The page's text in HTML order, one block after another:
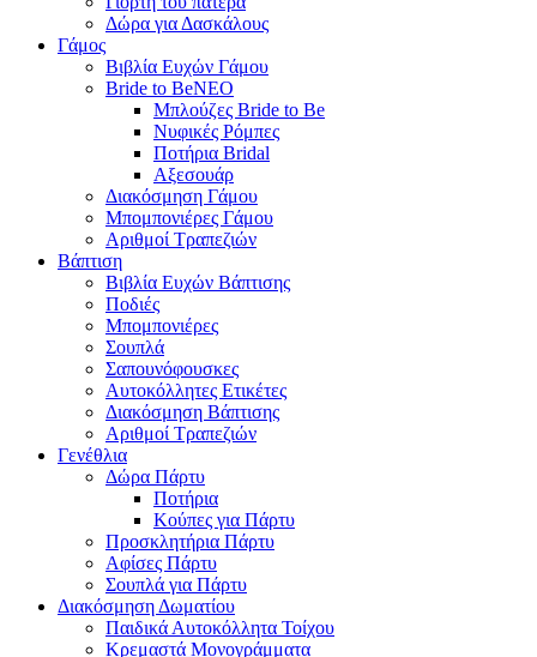
Δώρα για Δασκάλους
Γάμος
Βιβλία Ευχών Γάμου
Bride to BeNEO
Μπλούζες Bride to Be
Νυφικές Ρόμπες
Ποτήρια Bridal
Αξεσουάρ
Διακόσμηση Γάμου
Μπομπονιέρες Γάμου
Αριθμοί Τραπεζιών
Βάπτιση
Βιβλία Ευχών Βάπτισης
Ποδιές
Μπομπονιέρες
Σουπλά
Σαπουνόφουσκες
Αυτοκόλλητες Ετικέτες
Διακόσμηση Βάπτισης
Αριθμοί Τραπεζιών
Γενέθλια
Δώρα Πάρτυ
Ποτήρια
Κούπες για Πάρτυ
Προσκλητήρια Πάρτυ
Αφίσες Πάρτυ
Σουπλά για Πάρτυ
Διακόσμηση Δωματίου
Παιδικά Αυτοκόλλητα Τοίχου
Κρεμαστά Μονογράμματα